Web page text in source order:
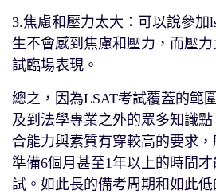
3.焦慮和壓力太大：可以說參加
生不會感到焦慮和壓力，而壓
試臨場表現。
總之，因為LSAT考試覆蓋的範
及到法學專業之外的眾多知識
合能力與素質有穿較高的要求
準備6個月甚至1年以上的時間
試。如此長的備考周期和如此